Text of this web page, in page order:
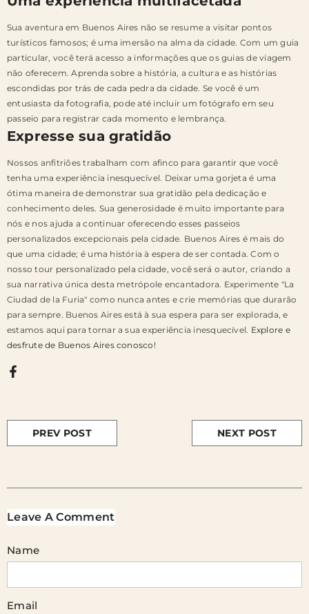
Sua aventura em Buenos Aires não se resume a visitar pontos
turísticos famosos; é uma imersão na alma da cidade. Com um guia
particular, você terá acesso a informações que os guias de viagem
não oferecem. Aprenda sobre a história, a cultura e as histórias
escondidas por trás de cada pedra da cidade. Se você é um
entusiasta da fotografia, pode até incluir um fotógrafo em seu
passeio para registrar cada momento e lembrança.
Expresse sua gratidão
Nossos anfitriões trabalham com afinco para garantir que você
tenha uma experiência inesquecível. Deixar uma gorjeta é uma
ótima maneira de demonstrar sua gratidão pela dedicação e
conhecimento deles. Sua generosidade é muito importante para
nós e nos ajuda a continuar oferecendo esses passeios
personalizados excepcionais pela cidade. Buenos Aires é mais do
que uma cidade; é uma história à espera de ser contada. Com o
nosso tour personalizado pela cidade, você será o autor, criando a
sua narrativa única desta metrópole encantadora. Experimente "La
Ciudad de la Furia" como nunca antes e crie memórias que durarão
para sempre. Buenos Aires está à sua espera para ser explorada, e
estamos aqui para tornar a sua experiência inesquecível. Explore e
desfrute de Buenos Aires conosco!
PREV POST NEXT POST
Leave A Comment
Name
Email